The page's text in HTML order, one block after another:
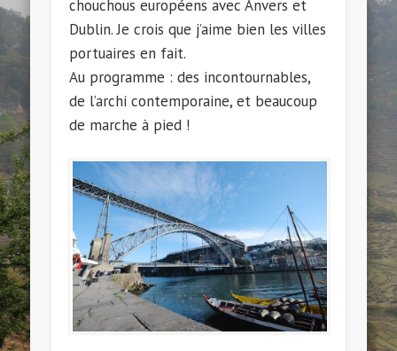
chouchous européens avec Anvers et
Dublin. Je crois que j’aime bien les villes
portuaires en fait.
Au programme : des incontournables,
de l’archi contemporaine, et beaucoup
de marche à pied !